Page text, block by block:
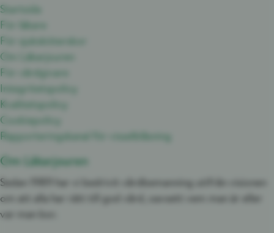
Startsida
För läkare
För sjuksköterskor
Om Läkarjouren
För vårdgivare
Integritetspolicy
Kvalitetspolicy
Cookiepolicy
Rapporteringskanal för visselblåsning
Om Läkarjouren
Sedan 1989 har vi bedrivit vårdbemanning utifrån visionen
om att alla har rätt till god vård, oavsett vem man är eller
var man bor.